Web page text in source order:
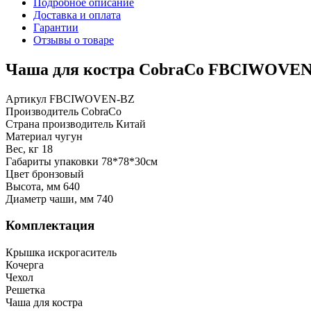
Доставка и оплата
Гарантии
Отзывы о товаре
Чаша для костра CobraCo
Артикул FBCIWOVEN-BZ
Производитель CobraCo
Страна производитель Китай
Материал чугун
Вес, кг 18
Габариты упаковки 78*78*30см
Цвет бронзовый
Высота, мм 640
Диаметр чаши, мм 740
Комплектация
Крышка искрогаситель
Кочерга
Чехол
Решетка
Чаша для костра